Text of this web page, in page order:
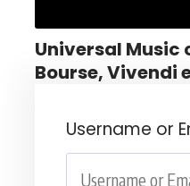
Universal Music
Bourse, Vivendi
Username or